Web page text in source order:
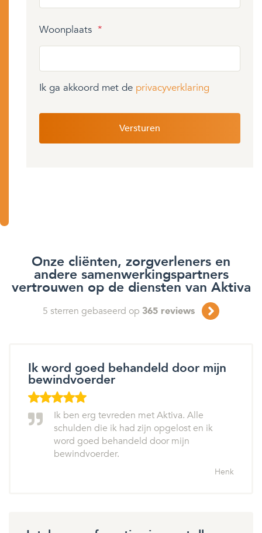
Woonplaats *
Ik ga akkoord met de privacyverklaring
Onze cliënten, zorgverleners en
andere samenwerkingspartners
vertrouwen op de diensten van Aktiva
5 sterren gebaseerd op 365 reviews
Ik word goed behandeld door mijn
bewindvoerder
Ik ben erg tevreden met Aktiva. Alle
schulden die ik had zijn opgelost en ik
word goed behandeld door mijn
bewindvoerder.
Henk